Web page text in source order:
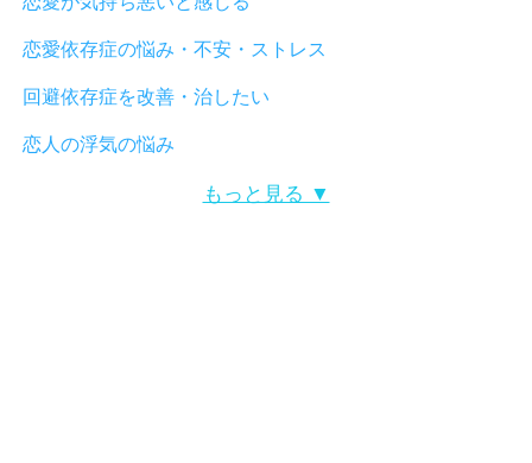
恋愛依存症の悩み・不安・ストレス
回避依存症を改善・治したい
恋人の浮気の悩み
もっと見る ▼